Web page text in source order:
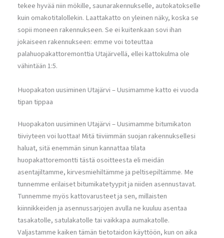
tekee hyvää niin mökille, saunarakennukselle, autokatokselle
kuin omakotitalollekin. Laattakatto on yleinen näky, koska se
sopii moneen rakennukseen. Se ei kuitenkaan sovi ihan
jokaiseen rakennukseen: emme voi toteuttaa
palahuopakattoremonttia Utajärvellä, ellei kattokulma ole
vähintään 1:5.
Huopakaton uusiminen Utajärvi – Uusimamme katto ei vuoda
tipan tippaa
Huopakaton uusiminen Utajärvi – Uusimamme bitumikaton
tiiviyteen voi luottaa! Mitä tiiviimmän suojan rakennuksellesi
haluat, sitä enemmän sinun kannattaa tilata
huopakattoremontti tästä osoitteesta eli meidän
asentajiltamme, kirvesmiehiltämme ja peltisepiltämme. Me
tunnemme erilaiset bitumikatetyypit ja niiden asennustavat.
Tunnemme myös kattovarusteet ja sen, millaisten
kiinnikkeiden ja asennussarjojen avulla ne kuuluu asentaa
tasakatolle, satulakatolle tai vaikkapa aumakatolle.
Valjastamme kaiken tämän tietotaidon käyttöön, kun on aika